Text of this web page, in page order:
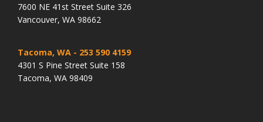
7600 NE 41st Street Suite 326
Vancouver, WA 98662
Tacoma, WA - 253 590 4159
4301 S Pine Street Suite 158
Tacoma, WA 98409